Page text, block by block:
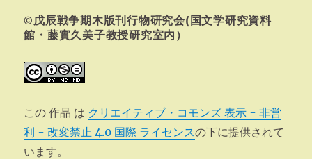
ン
©戊辰戦争期木版刊行物研究会(国文学研究資料
館・藤實久美子教授研究室内）
この 作品 は クリエイティブ・コモンズ 表示 - 非営
利 - 改変禁止 4.0 国際 ライセンスの下に提供されて
います。